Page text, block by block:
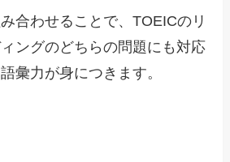
合わせることで、TOEICのリ
ングのどちらの問題にも対応
彙力が身につきます。